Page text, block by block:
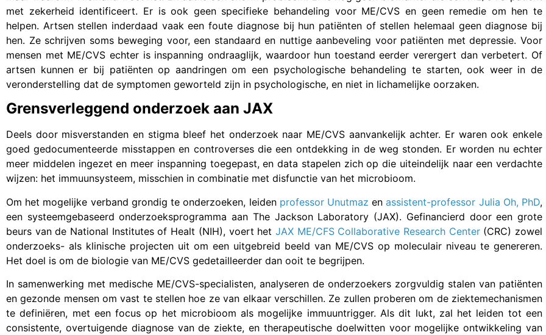
met zekerheid identificeert. Er is ook geen specifieke behandeling voor ME/CVS en geen remedie om hen te
helpen. Artsen stellen inderdaad vaak een foute diagnose bij hun patiënten of stellen helemaal geen diagnose bij
hen. Ze schrijven soms beweging voor, een standaard en nuttige aanbeveling voor patiënten met depressie. Voor
mensen met ME/CVS echter is inspanning ondraaglijk, waardoor hun toestand eerder verergert dan verbetert. Of
artsen kunnen er bij patiënten op aandringen om een psychologische behandeling te starten, ook weer in de
veronderstelling dat de symptomen geworteld zijn in psychologische, en niet in lichamelijke oorzaken.
Grensverleggend onderzoek aan JAX
Deels door misverstanden en stigma bleef het onderzoek naar ME/CVS aanvankelijk achter. Er waren ook enkele
goed gedocumenteerde misstappen en controverses die een ontdekking in de weg stonden. Er worden nu echter
meer middelen ingezet en meer inspanning toegepast, en data stapelen zich op die uiteindelijk naar een verdachte
wijzen: het immuunsysteem, misschien in combinatie met disfunctie van het microbioom.
Om het mogelijke verband grondig te onderzoeken, leiden professor Unutmazenassistent-professor Julia Oh, PhD,
een systeemgebaseerd onderzoeksprogramma aan The Jackson Laboratory (JAX). Gefinancierd door een grote
beurs van de National Institutes of Healt (NIH), voert het JAX ME/CFS Collaborative Research Center (CRC) zowel
onderzoeks- als klinische projecten uit om een uitgebreid beeld van ME/CVS op moleculair niveau te genereren.
Het doel is om de biologie van ME/CVS gedetailleerder dan ooit te begrijpen.
In samenwerking met medische ME/CVS-specialisten, analyseren de onderzoekers zorgvuldig stalen van patiënten
en gezonde mensen om vast te stellen hoe ze van elkaar verschillen. Ze zullen proberen om de ziektemechanismen
te definiëren, met een focus op het microbioom als mogelijke immuuntrigger. Als dit lukt, zal het leiden tot een
consistente, overtuigende diagnose van de ziekte, en therapeutische doelwitten voor mogelijke ontwikkeling van